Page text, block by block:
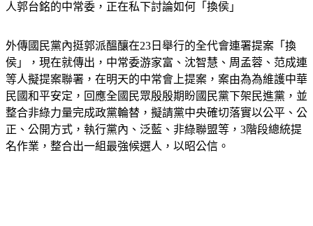
人郭台銘的中常委，正在私下討論如何「換侯」
外傳國民黨內挺郭派醞釀在23日舉行的全代會連署提案「換
侯」，現在就傳出，中常委游家富、沈智慧、周孟蓉、范成連
等人擬提案聯署，在明天的中常會上提案，案由為為維護中華
民國和平安定，回應全國民眾殷殷期盼國民黨下架民進黨，並
整合非綠力量完成政黨輪替，擬請黨中央確切落實以公平、公
正、公開方式，執行黨內、泛藍、非綠聯盟等，3階段總統提
名作業，整合出一組最強候選人，以昭公信。